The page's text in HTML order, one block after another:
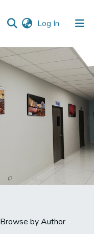
Log In (current)
Browse by Author